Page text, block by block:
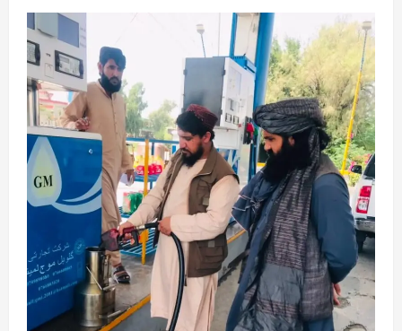
4
غوره بولي
sharqnewsglobal.com
0
5
افغانستان
کورنیو چارو وزارت: حیرتان کې د بهرنیو
اسعارو د قاچاق هڅه شنډه شوه
sharqnewsglobal.com
August 6, 2026
0